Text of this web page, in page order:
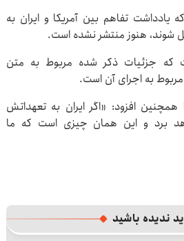
تفاهم بین آمریکا و ایران به
شوند، هنوز منتشر نشده است.
که جزئیات ذکر شده مربوط به متن
به اجرای آن است.
افزود: «اگر ایران به تعهداتش
برد و این همان چیزی است که ما
ندیده باشید